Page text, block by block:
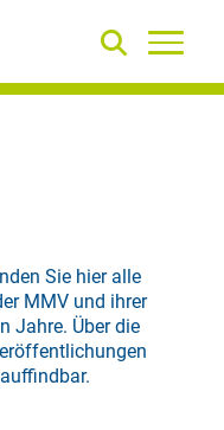
Sie hier alle
MMV und ihrer
Jahre. Über die